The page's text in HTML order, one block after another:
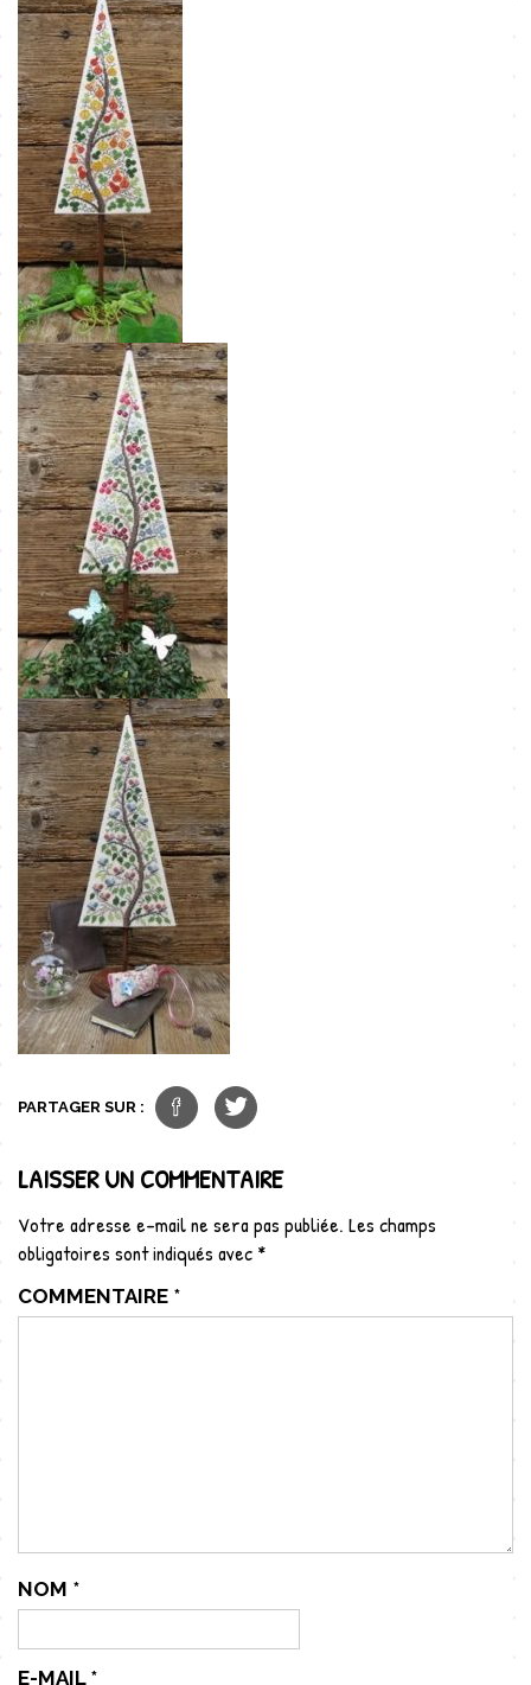
PARTAGER SUR :
LAISSER UN COMMENTAIRE
Votre adresse e-mail ne sera pas publiée. Les champs
obligatoires sont indiqués avec *
COMMENTAIRE *
NOM *
E-MAIL *